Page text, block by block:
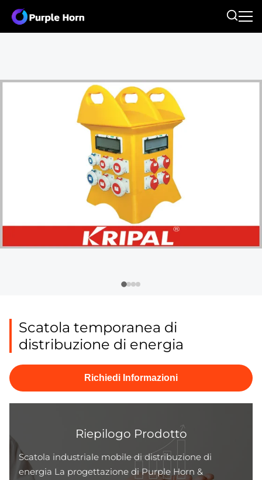
Scatola temporanea di
distribuzione di energia
Richiedi Informazioni
Riepilogo Prodotto
Scatola industriale mobile di distribuzione di
energia La progettazione di Purple Horn &